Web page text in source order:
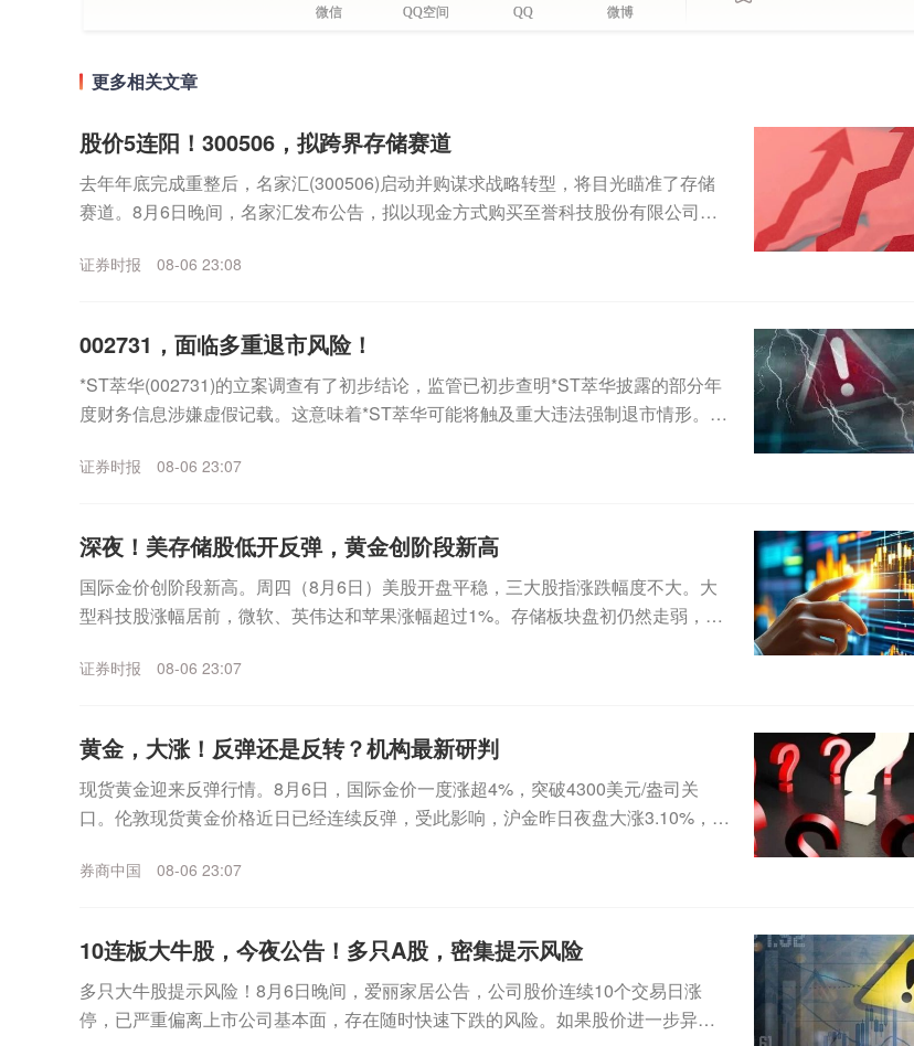
微信 QQ空间 QQ 微博
更多相关文章
股价5连阳！300506，拟跨界存储赛道
去年年底完成重整后，名家汇(300506)启动并购谋求战略转型，将目光瞄准了存储
赛道。8月6日晚间，名家汇发布公告，拟以现金方式购买至誉科技股份有限公司
证券时报 08-06 23:08
002731，面临多重退市风险！
*ST萃华(002731)的立案调查有了初步结论，监管已初步查明*ST萃华披露的部分年
度财务信息涉嫌虚假记载。这意味着*ST萃华可能将触及重大违法强制退市情形。此
证券时报 08-06 23:07
深夜！美存储股低开反弹，黄金创阶段新高
国际金价创阶段新高。周四（8月6日）美股开盘平稳，三大股指涨跌幅度不大。大
型科技股涨幅居前，微软、英伟达和苹果涨幅超过1%。存储板块盘初仍然走弱，SK
证券时报 08-06 23:07
黄金，大涨！反弹还是反转？机构最新研判
现货黄金迎来反弹行情。8月6日，国际金价一度涨超4%，突破4300美元/盎司关
口。伦敦现货黄金价格近日已经连续反弹，受此影响，沪金昨日夜盘大涨3.10%，今
券商中国 08-06 23:07
10连板大牛股，今夜公告！多只A股，密集提示风险
多只大牛股提示风险！8月6日晚间，爱丽家居公告，公司股价连续10个交易日涨
停，已严重偏离上市公司基本面，存在随时快速下跌的风险。如果股价进一步异常